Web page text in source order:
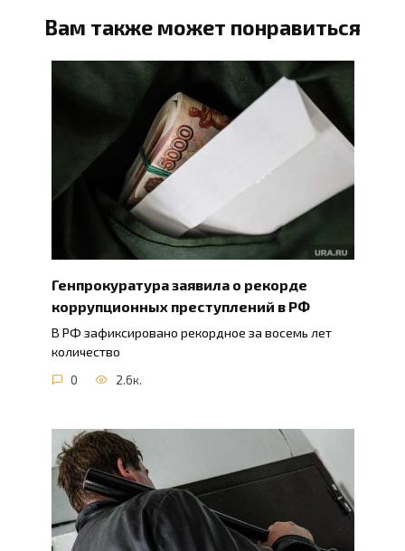
Вам также может понравиться
Генпрокуратура заявила о рекорде
коррупционных преступлений в РФ
В РФ зафиксировано рекордное за восемь лет
количество
0 2.6к.